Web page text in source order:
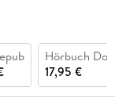
Hörbuch
17,95 €